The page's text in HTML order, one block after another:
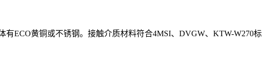
ECO黄铜或不锈钢。接触介质材料符合4MSI、DVGW、KTW-W270标